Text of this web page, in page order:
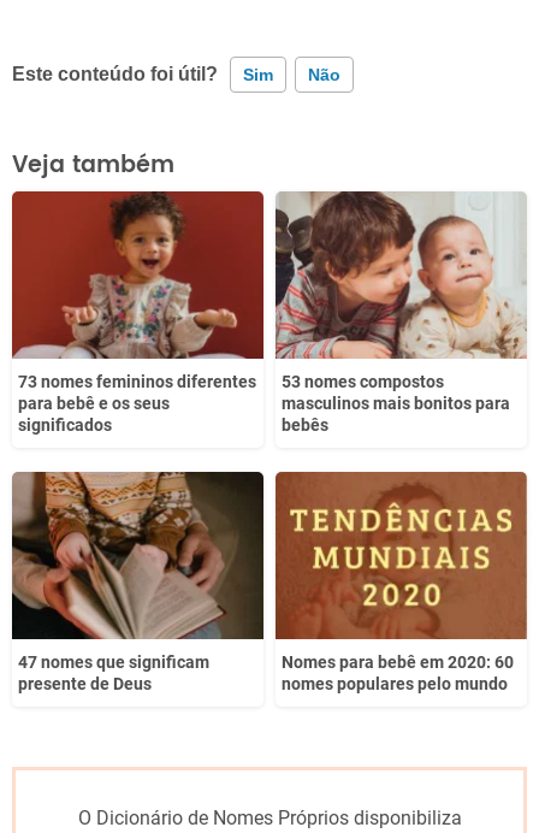
Este conteúdo foi útil? Sim Não
Este conteúdo contém informação incorreta
Este conteúdo não tem a informação que procuro
Veja também
73 nomes femininos diferentes
para bebê e os seus
significados
53 nomes compostos
masculinos mais bonitos para
bebês
47 nomes que significam
presente de Deus
Nomes para bebê em 2020: 60
nomes populares pelo mundo
O Dicionário de Nomes Próprios disponibiliza